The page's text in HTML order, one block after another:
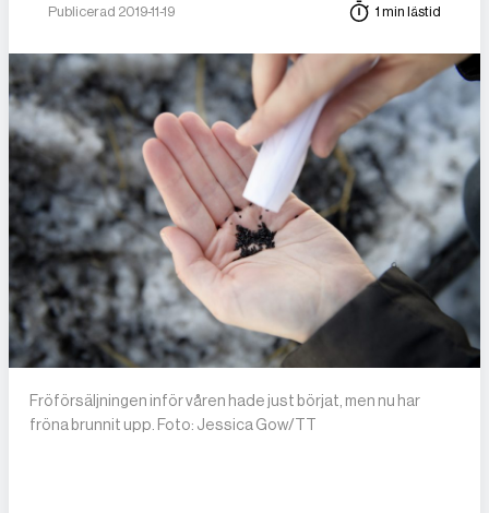
Publicerad 2019-11-19 1 min lästid
Fröförsäljningen inför våren hade just börjat, men nu har
fröna brunnit upp. Foto: Jessica Gow/TT